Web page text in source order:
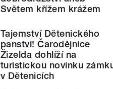
Světem křížem krážem
Tajemství Dětenického
panství! Čarodějnice
Žizelda dohlíží na
turistickou novinku
v Dětenicích